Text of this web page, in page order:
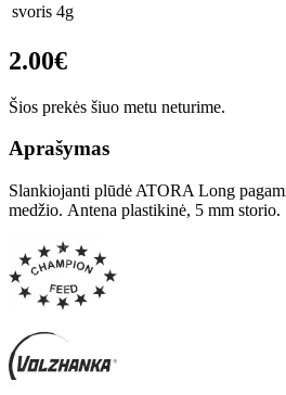
svoris 4g
2.00€
Šios prekės šiuo metu neturime.
Aprašymas
Slankiojanti plūdė ATORA Long
medžio. Antena plastikinė, 5 mm storio.